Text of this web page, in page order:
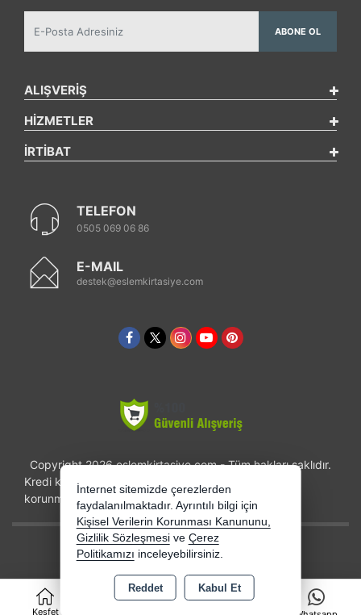
Keşfet
0
ABONE OL
ALIŞVERİŞ
HİZMETLER
İRTİBAT
TELEFON
0505 069 06 86
E-MAIL
destek@eslemkirtasiye.com
Copyright 2026 eslemkirtasiye.com - Tüm hakları saklıdır.
Kredi kartı bilgileriniz 256bit SSL sertifikası ile
korunmaktadır.
Bu site AKINSOFT E-Ticaret ile hazırlanmıştır.
İnternet sitemizde çerezlerden
faydalanılmaktadır. Ayrıntılı bilgi için
Kişisel Verilerin Korunması Kanununu,
Gizlilik Sözleşmesi ve Çerez
Politikamızı inceleyebilirsiniz.
Reddet Kabul Et